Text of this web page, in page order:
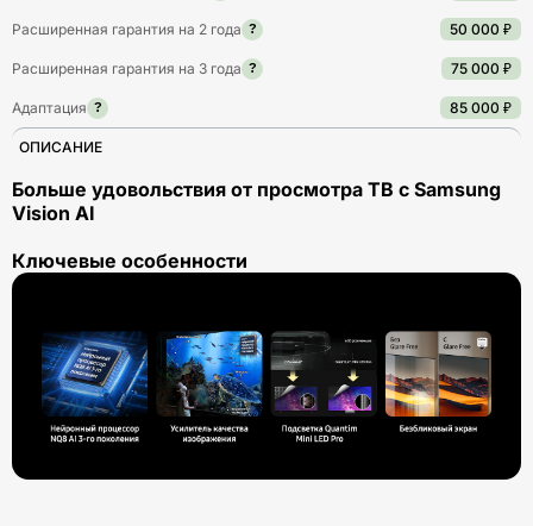
Расширенная гарантия на 2 года ? 50 000 ₽
Расширенная гарантия на 3 года ? 75 000 ₽
Адаптация ? 85 000 ₽
ОПИСАНИЕ
Больше удовольствия от просмотра ТВ с Samsung
Vision AI
Ключевые особенности